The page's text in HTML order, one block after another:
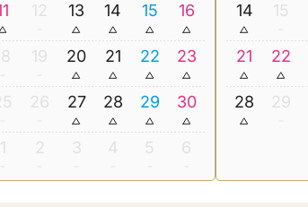
12 13 14 15 16
19 20 21 22 23
26 27 28 29 30
1 2 3 4 5 6
14 15
21 22
28 29